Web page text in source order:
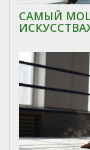
САМЫЙ